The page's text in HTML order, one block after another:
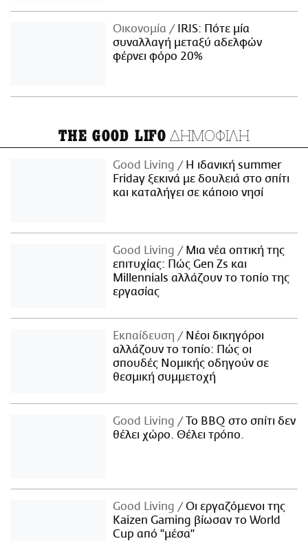
Οικονομία
IRIS: Πότε μία
συναλλαγή μεταξύ αδελφών
φέρνει φόρο 20%
THE GOOD LIFO ΔΗΜΟΦΙΛΗ
Good Living
Η ιδανική summer
Friday ξεκινά με δουλειά στο σπίτι
και καταλήγει σε κάποιο νησί
Good Living
Μια νέα οπτική της
επιτυχίας: Πώς Gen Zs και
Millennials αλλάζουν το τοπίο της
εργασίας
Εκπαίδευση
Νέοι δικηγόροι
αλλάζουν το τοπίο: Πώς οι
σπουδές Νομικής οδηγούν σε
θεσμική συμμετοχή
Good Living
Το BBQ στο σπίτι δεν
θέλει χώρο. Θέλει τρόπο.
Good Living
Οι εργαζόμενοι της
Kaizen Gaming βίωσαν το World
Cup από "μέσα"